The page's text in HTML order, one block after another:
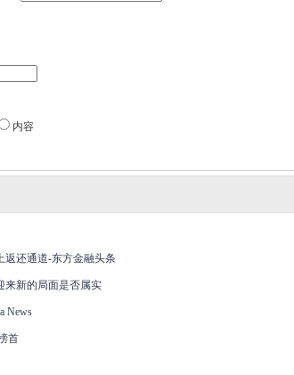
内容
返还通道-东方金融头条
来新的局面是否属实
News
首